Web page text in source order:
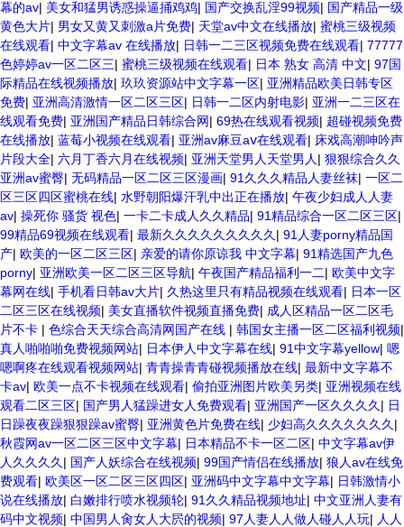
幕的av| 美女和猛男诱惑操逼捅鸡鸡| 国产交换乱淫99视频| 国产精品一级
黄色大片| 男女又黄又刺激a片免费| 天堂av中文在线播放| 蜜桃三级视频
在线观看| 中文字幕av 在线播放| 日韩一二三区视频免费在线观看| 77777
色婷婷av一区二区三| 蜜桃三级视频在线观看| 日本 熟女 高清 中文| 97国
际精品在线视频播放| 玖玖资源站中文字幕一区| 亚洲精品欧美日韩专区
免费| 亚洲高清激情一区二区三区| 日韩一二区内射电影| 亚洲一二三区在
线观看免费| 亚洲国产精品日韩综合网| 69热在线观看视频| 超碰视频免费
在线播放| 蓝莓小视频在线观看| 亚洲av麻豆aⅴ在线观看| 床戏高潮呻吟声
片段大全| 六月丁香六月在线视频| 亚洲天堂男人天堂男人 | 狠狠综合久久
亚洲av蜜臀| 无码精品一区二区三区漫画| 91久久久精品人妻丝袜| 一区二
区三区四区蜜桃在线| 水野朝阳爆汗乳中出正在播放| 午夜少妇成人人妻
av| 操死你 骚货 视色| 一卡二卡成人久久精品| 91精品综合一区二区三区|
99精品69视频在线观看| 最新久久久久久久久久久 | 91人妻porny精品国
产| 欧美的一区二区三区| 亲爱的请你原谅我 中文字幕| 91精选国产九色
porny| 亚洲欧美一区二区三区导航| 午夜国产精品福利一二| 欧美中文字
幕网在线| 手机看日韩av大片| 久热这里只有精品视频在线观看| 日本一区
二区三区在线视频| 美女直播软件视频直播免费| 成人区精品一区二区毛
片不卡 | 色综合天天综合高清网国产在线 | 韩国女主播一区二区福利视频|
真人啪啪啪免费视频网站| 日本伊人中文字幕在线| 91中文字幕yellow| 嗯
嗯啊疼在线观看视频网站| 青青操青青碰视频播放在线| 最新中文字幕不
卡av| 欧美一点不卡视频在线观看| 偷拍亚洲图片欧美另类| 亚洲视频在线
观看二区三区| 国产男人猛躁进女人免费观看| 亚洲国产一区久久久久 | 日
日躁夜夜躁狠狠躁av蜜臀| 亚洲黄色片免费在线| 少妇高久久久久久久久 |
秋霞网av一区二区三区中文字幕| 日本精品不卡一区二区| 中文字幕av伊
人久久久久 | 国产人妖综合在线视频| 99国产情侣在线播放| 狼人av在线免
费观看| 欧美区一区二区三区四区| 亚洲码中文字幕中文字幕| 日韩激情小
说在线播放| 白嫩排行喷水视频轮| 91久久精品视频地址| 中文亚洲人妻有
码中文视频| 中国男人肏女人大屄的视频| 97人妻人人做人碰人人玩| 人人